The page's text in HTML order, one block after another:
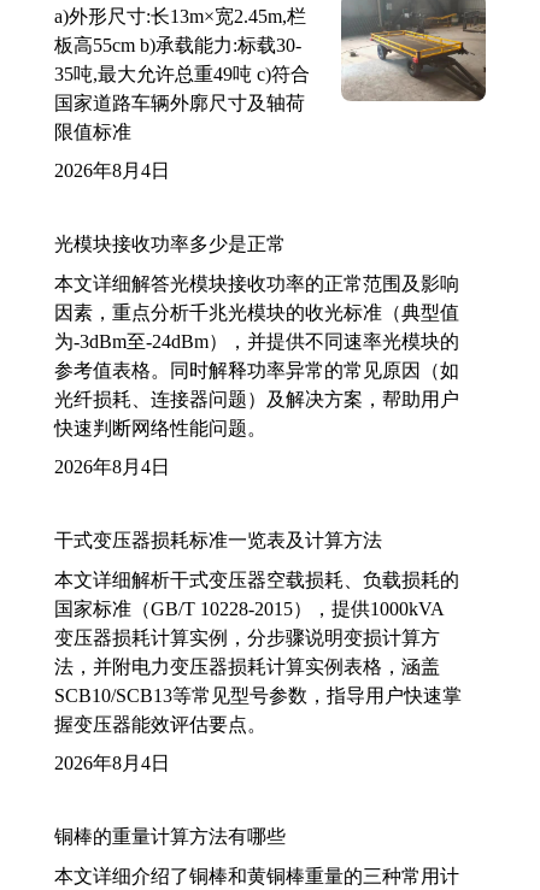
a)外形尺寸:长13m×宽2.45m,栏
板高55cm b)承载能力:标载30-
35吨,最大允许总重49吨 c)符合
国家道路车辆外廓尺寸及轴荷
限值标准
2026年8月4日
光模块接收功率多少是正常
本文详细解答光模块接收功率的正常范围及影响
因素，重点分析千兆光模块的收光标准（典型值
为-3dBm至-24dBm），并提供不同速率光模块的
参考值表格。同时解释功率异常的常见原因（如
光纤损耗、连接器问题）及解决方案，帮助用户
快速判断网络性能问题。
2026年8月4日
干式变压器损耗标准一览表及计算方法
本文详细解析干式变压器空载损耗、负载损耗的
国家标准（GB/T 10228-2015），提供1000kVA
变压器损耗计算实例，分步骤说明变损计算方
法，并附电力变压器损耗计算实例表格，涵盖
SCB10/SCB13等常见型号参数，指导用户快速掌
握变压器能效评估要点。
2026年8月4日
铜棒的重量计算方法有哪些
本文详细介绍了铜棒和黄铜棒重量的三种常用计